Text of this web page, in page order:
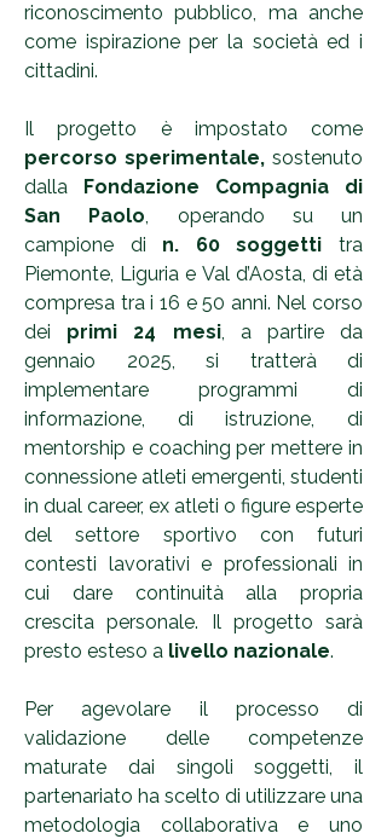
riconoscimento pubblico, ma anche
come ispirazione per la società ed i
cittadini.
Il progetto è impostato come
percorso sperimentale, sostenuto
dalla Fondazione Compagnia di
San Paolo, operando su un
campione di n. 60 soggettitra
Piemonte, Liguria e Val d’Aosta, di età
compresa tra i 16 e 50 anni. Nel corso
dei primi 24 mesi, a partire da
gennaio 2025, si tratterà di
implementare programmi di
informazione, di istruzione, di
mentorship e coaching per mettere in
connessione atleti emergenti, studenti
in dual career, ex atleti o figure esperte
del settore sportivo con futuri
contesti lavorativi e professionali in
cui dare continuità alla propria
crescita personale. Il progetto sarà
presto esteso a livello nazionale.
Per agevolare il processo di
validazione delle competenze
maturate dai singoli soggetti, il
partenariato ha scelto di utilizzare una
metodologia collaborativa e uno